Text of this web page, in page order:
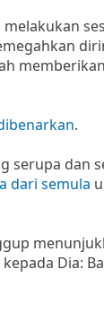
.
serupa dan
dari semula
Dia: